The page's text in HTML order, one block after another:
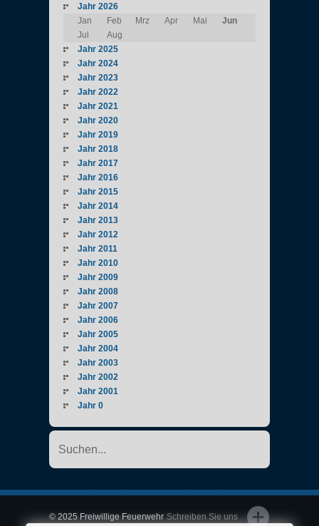
Jahr 2026
Jan
Feb Mrz Apr Mai
Jun
Jul
Aug
Jahr 2025
Jahr 2024
Jahr 2023
Jahr 2022
Jahr 2021
Jahr 2020
Jahr 2019
Jahr 2018
Jahr 2017
Jahr 2016
Jahr 2015
Jahr 2014
Jahr 2013
Jahr 2012
Jahr 2011
Jahr 2010
Jahr 2009
Jahr 2008
Jahr 2007
Jahr 2006
Jahr 2005
Jahr 2004
Jahr 2003
Jahr 2002
Jahr 2001
Jahr 0
Schreiben Sie uns
© 2025 Freiwillige Feuerwehr